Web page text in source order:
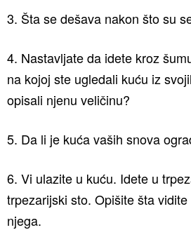
3. Šta se dešava nakon što su
4. Nastavljate da idete kroz
na kojoj ste ugledali kuću iz
opisali njenu veličinu?
5. Da li je kuća vaših snova
6. Vi ulazite u kuću. Idete u
trpezarijski sto. Opišite šta
njega.